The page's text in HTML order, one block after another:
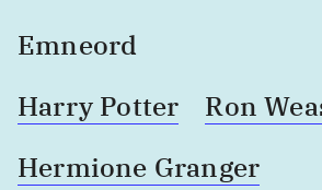
Emneord
Harry Potter
Ron
Hermione Granger